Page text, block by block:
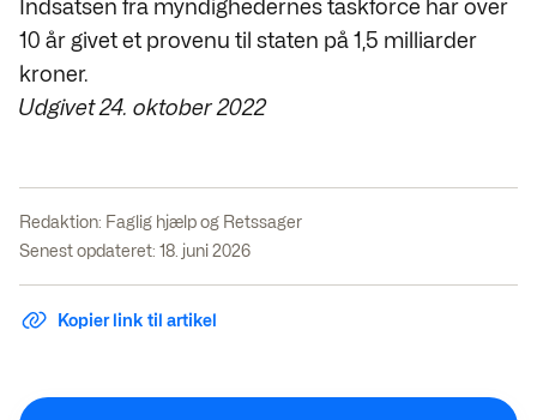
Indsatsen fra myndighedernes taskforce har over
10 år givet et provenu til staten på 1,5 milliarder
kroner.
Udgivet 24. oktober 2022
Redaktion: Faglig hjælp og Retssager
Senest opdateret: 18. juni 2026
Kopier link til artikel